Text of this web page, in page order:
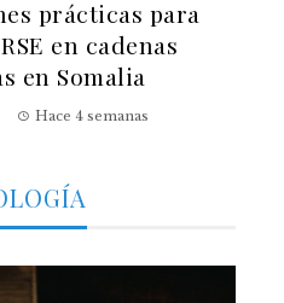
prácticas para
en cadenas
en Somalia
Hace 4 semanas